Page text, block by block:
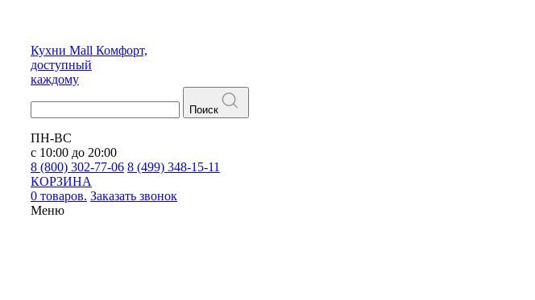
Кухни Mall Комфорт,
доступный
каждому
Поиск
ПН-ВС
с 10:00 до 20:00
8 (800) 302-77-06 8 (499) 348-15-11
КОРЗИНА
0 товаров. Заказать звонок
Меню